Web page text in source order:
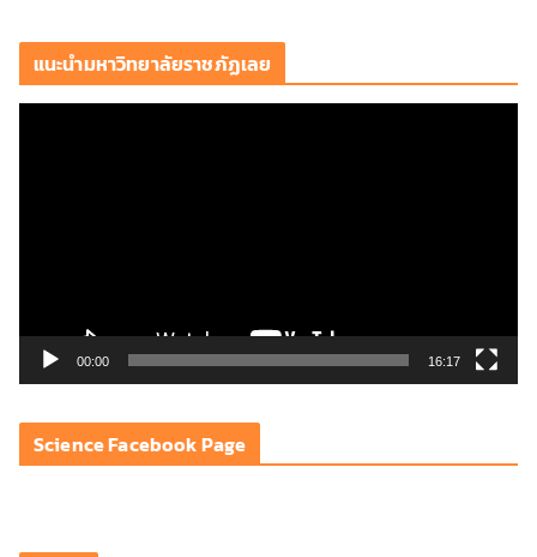
แนะนำมหาวิทยาลัยราชภัฏเลย
ดี
โ
00:00 16:17
Science Facebook Page